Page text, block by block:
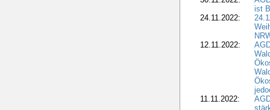
ist
24.11.2022:
12.11.2022:
11.11.2022: